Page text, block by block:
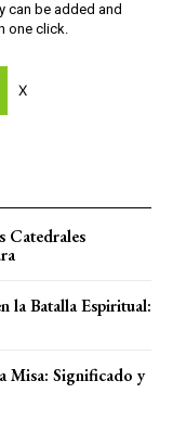
can be added and
one click.
X
Catedrales
la Batalla Espiritual:
Misa: Significado y